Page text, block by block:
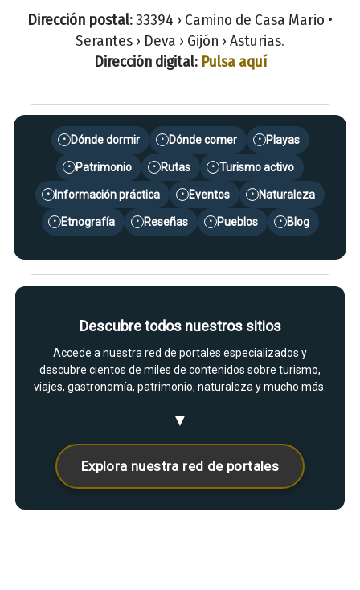
Dirección postal:33394 › Camino de Casa Mario •
Serantes › Deva › Gijón › Asturias.
Dirección digital: Pulsa aquí
• Dónde dormir • Dónde comer • Playas
• Patrimonio • Rutas • Turismo activo
• Información práctica • Eventos • Naturaleza
• Etnografía • Reseñas • Pueblos • Blog
Descubre todos nuestros sitios
Accede a nuestra red de portales especializados y
descubre cientos de miles de contenidos sobre turismo,
viajes, gastronomía, patrimonio, naturaleza y mucho más.
▼
Explora nuestra red de portales